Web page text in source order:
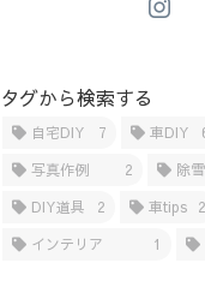
タグから検索する
自宅DIY 7 車DIY
写真作例
2 除
DIY道具
2 車tips 2
インテリア
1